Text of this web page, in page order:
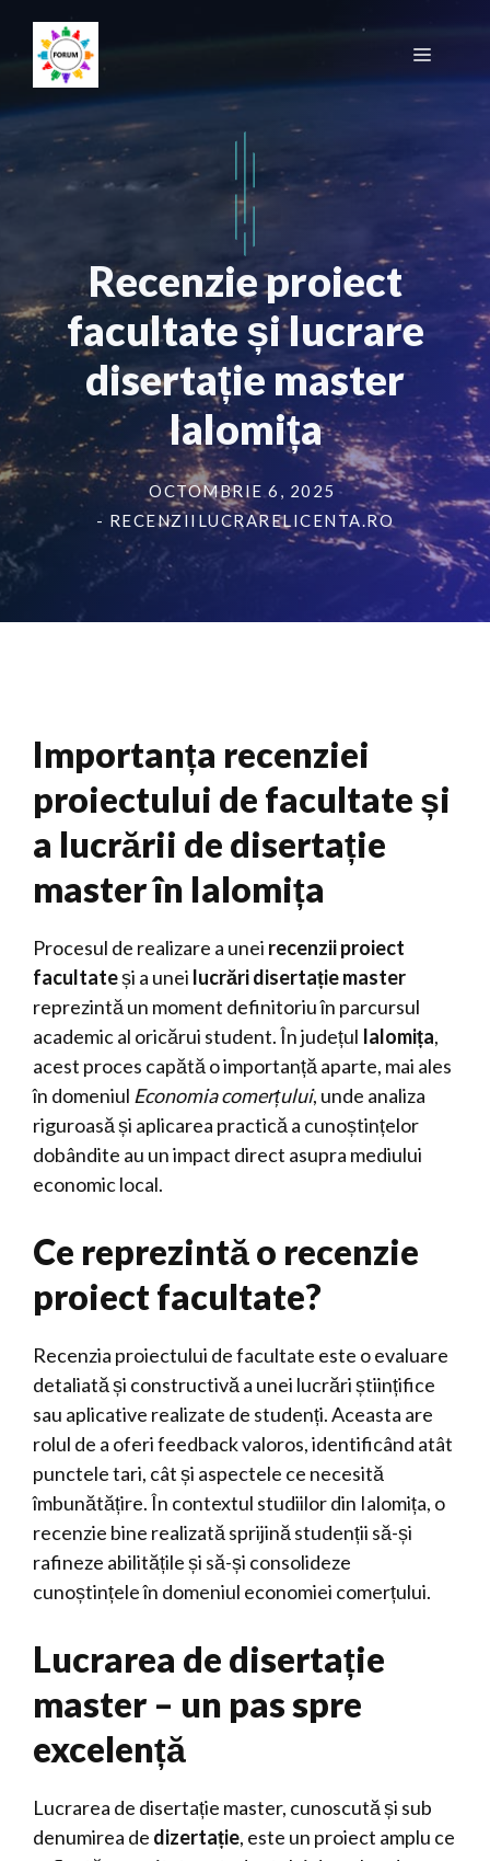
conținut
Meniu
Recenzie proiect
facultate și lucrare
disertație master
Ialomița
OCTOMBRIE 6, 2025
- RECENZIILUCRARELICENTA.RO
Importanța recenziei
proiectului de facultate și
a lucrării de disertație
master în Ialomița
Procesul de realizare a unei recenzii proiect
facultateși a unei lucrări disertație master
reprezintă un moment definitoriu în parcursul
academic al oricărui student. În județul Ialomița,
acest proces capătă o importanță aparte, mai ales
în domeniul Economia comerțului, unde analiza
riguroasă și aplicarea practică a cunoștințelor
dobândite au un impact direct asupra mediului
economic local.
Ce reprezintă o recenzie
proiect facultate?
Recenzia proiectului de facultate este o evaluare
detaliată și constructivă a unei lucrări științifice
sau aplicative realizate de studenți. Aceasta are
rolul de a oferi feedback valoros, identificând atât
punctele tari, cât și aspectele ce necesită
îmbunătățire. În contextul studiilor din Ialomița, o
recenzie bine realizată sprijină studenții să-și
rafineze abilitățile și să-și consolideze
cunoștințele în domeniul economiei comerțului.
Lucrarea de disertație
master – un pas spre
excelență
Lucrarea de disertație master, cunoscută și sub
denumirea de dizertație, este un proiect amplu ce